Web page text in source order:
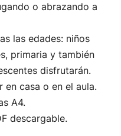
o abrazando a
las edades: niños
primaria y también
disfrutarán.
casa o en el aula.
A4.
descargable.